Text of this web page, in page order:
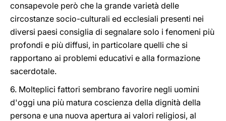
consapevole però che la grande varietà delle
circostanze socio-culturali ed ecclesiali presenti nei
diversi paesi consiglia di segnalare solo i fenomeni più
profondi e più diffusi, in particolare quelli che si
rapportano ai problemi educativi e alla formazione
sacerdotale.
6. Molteplici fattori sembrano favorire negli uomini
d'oggi una più matura coscienza della dignità della
persona e una nuova apertura ai valori religiosi, al